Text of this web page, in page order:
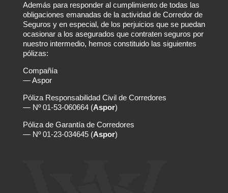
Además para responder al cumplimiento de todas las
obligaciones emanadas de la actividad de Corredor de
Seguros y en especial, de los perjuicios que se puedan
ocasionar a los asegurados que contraten seguros por
nuestro intermedio, hemos constituido las siguientes
pólizas:
Compañía
— Aspor
Póliza Responsabilidad Civil de Corredores
— Nº 01-53-060664 (Aspor)
Póliza de Garantía de Corredores
— Nº 01-23-034645 (Aspor)